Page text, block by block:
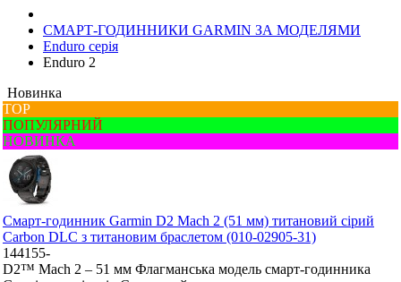
СМАРТ-ГОДИННИКИ GARMIN ЗА МОДЕЛЯМИ
Enduro серія
Enduro 2
Новинка
ТОР
ПОПУЛЯРНИЙ
НОВИНКА
Смарт-годинник Garmin D2 Mach 2 (51 мм) титановий сірий
Carbon DLC з титановим браслетом (010-02905-31)
144155-
D2™ Mach 2 – 51 мм Флагманська модель смарт-годинника